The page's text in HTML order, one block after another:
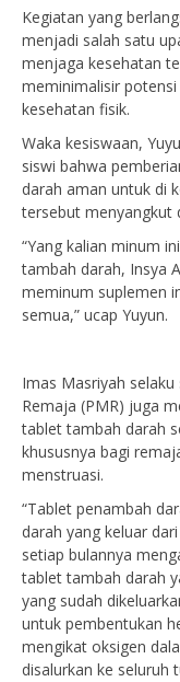
Kegiatan yang
menjadi salah satu
menjaga kesehatan
meminimalisir
kesehatan fisik.
Waka kesiswaan,
siswi bahwa
darah aman untuk di
tersebut menyangkut
“Yang kalian minum
tambah darah, Insya
meminum suplemen
semua,” ucap Yuyun.
Imas Masriyah
Remaja (PMR) juga
tablet tambah darah
khususnya bagi
menstruasi.
“Tablet penambah
darah yang keluar
setiap bulannya
tablet tambah darah
yang sudah
untuk pembentukan
mengikat oksigen
disalurkan ke seluruh